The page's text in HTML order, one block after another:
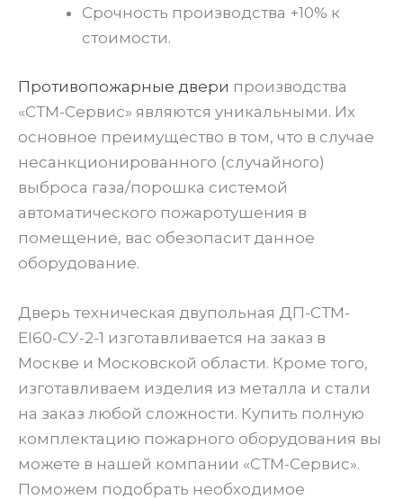
Срочность производства +10% к
стоимости.
Противопожарные двери производства
«СТМ-Сервис» являются уникальными. Их
основное преимущество в том, что в случае
несанкционированного (случайного)
выброса газа/порошка системой
автоматического пожаротушения в
помещение, вас обезопасит данное
оборудование.
Дверь техническая двупольная ДП-СТМ-
EI60-СУ-2-1 изготавливается на заказ в
Москве и Московской области. Кроме того,
изготавливаем изделия из металла и стали
на заказ любой сложности. Купить полную
комплектацию пожарного оборудования вы
можете в нашей компании «СТМ-Сервис».
Поможем подобрать необходимое